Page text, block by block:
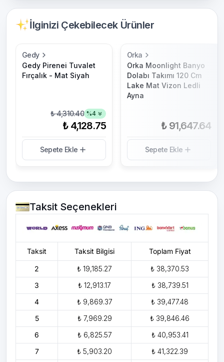
İlginizi Çekebilecek Ürünler
Gedy
Gedy Pirenei Tuvalet
Fırçalık - Mat Siyah
₺ 4,310.40 %4
₺ 4,128.75
Sepete Ekle
Orka
Orka Moonlight Banyo
Dolabı Takımı 120 Cm
Lake Mat Vizon Ledli
Ayna
₺ 91,647.64
Sepete Ekle
Taksit Seçenekleri
Taksit Taksit Bilgisi Toplam Fiyat
2 ₺ 19,185.27
₺ 38,370.53
3
₺ 12,913.17
₺ 38,739.51
4
₺ 9,869.37
₺ 39,477.48
5
₺ 7,969.29
₺ 39,846.46
6
₺ 6,825.57
₺ 40,953.41
7
₺ 5,903.20
₺ 41,322.39